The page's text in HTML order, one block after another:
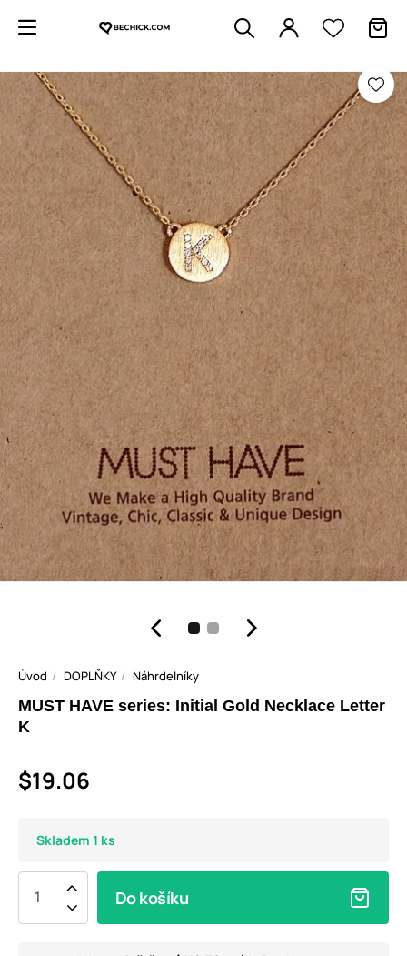
Úvod DOPLŇKY Náhrdelníky
MUST HAVE series: Initial Gold Necklace Letter
K
$19.06
Skladem 1 ks
Do košíku